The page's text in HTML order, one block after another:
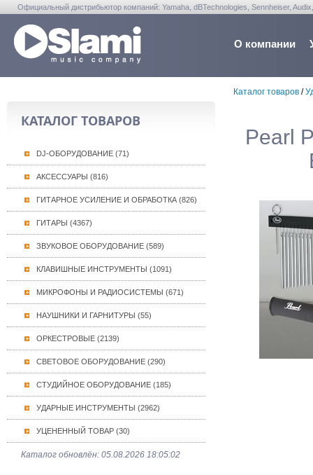
Официальный дистрибьютор компаний: Yamaha, dBTechnologies, Sennheiser,
О компании
КАТАЛОГ ТОВАРОВ
DJ-ОБОРУДОВАНИЕ (71)
АКСЕССУАРЫ (816)
ГИТАРНОЕ УСИЛЕНИЕ И ОБРАБОТКА (826)
ГИТАРЫ (4367)
ЗВУКОВОЕ ОБОРУДОВАНИЕ (589)
КЛАВИШНЫЕ ИНСТРУМЕНТЫ (1091)
МИКРОФОНЫ И РАДИОСИСТЕМЫ (671)
НАУШНИКИ И ГАРНИТУРЫ (55)
ОРКЕСТРОВЫЕ (2139)
СВЕТОВОЕ ОБОРУДОВАНИЕ (290)
СТУДИЙНОЕ ОБОРУДОВАНИЕ (185)
УДАРНЫЕ ИНСТРУМЕНТЫ (2962)
УЦЕНЕННЫЙ ТОВАР (30)
Каталог обновлён: 05.08.2026 18:05:02
Каталог товаров/
Pearl